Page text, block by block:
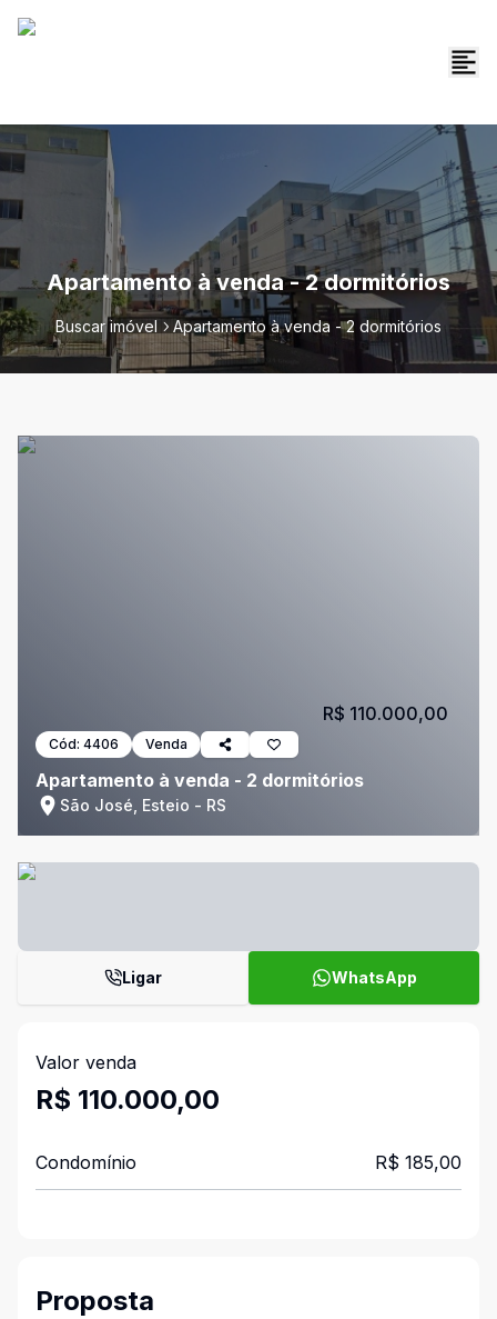
Apartamento à venda - 2 dormitórios
Buscar imóvel Apartamento à venda - 2 dormitórios
Cód: 4406 Venda
Apartamento à venda - 2 dormitórios
São José, Esteio - RS
R$ 110.000,00
Ligar WhatsApp
Valor venda
R$ 110.000,00
Condomínio R$ 185,00
Proposta